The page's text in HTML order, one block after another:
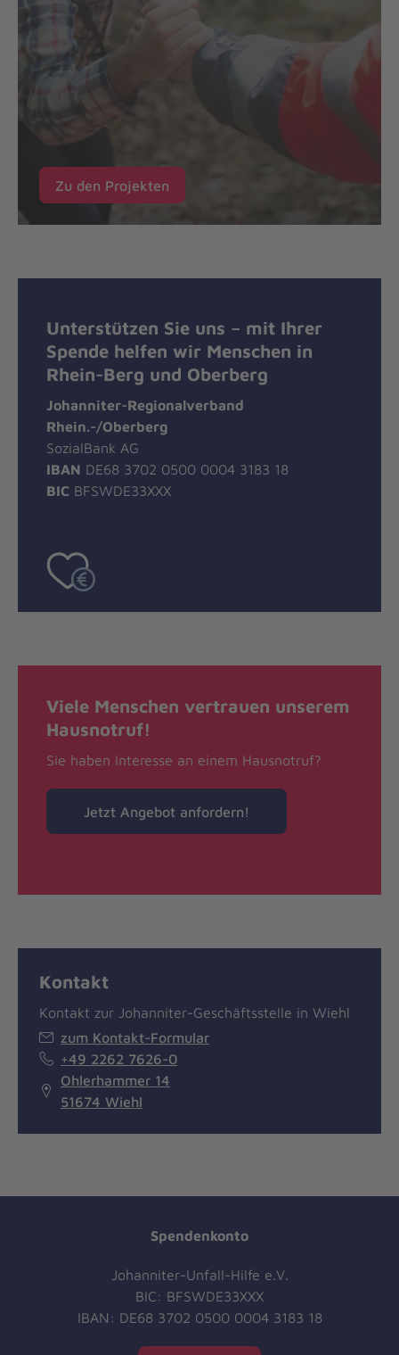
Zu den Projekten
Unterstützen Sie uns – mit Ihrer
Spende helfen wir Menschen in
Rhein-Berg und Oberberg
Johanniter-Regionalverband
Rhein.-/Oberberg
SozialBank AG
IBAN DE68 3702 0500 0004 3183 18
BIC BFSWDE33XXX
Viele Menschen vertrauen unserem
Hausnotruf!
Sie haben Interesse an einem Hausnotruf?
Jetzt Angebot anfordern!
Kontakt
Kontakt zur Johanniter-Geschäftsstelle in Wiehl
zum Kontakt-Formular
+49 2262 7626-0
Ohlerhammer 14
51674 Wiehl
Spendenkonto
Johanniter-Unfall-Hilfe e.V.
BIC: BFSWDE33XXX
IBAN: DE68 3702 0500 0004 3183 18